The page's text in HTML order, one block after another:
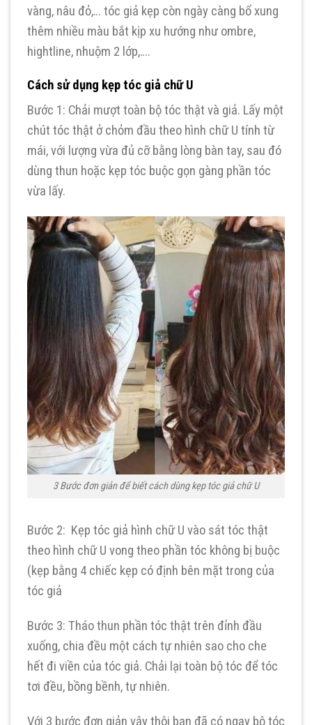
vàng, nâu đỏ,… tóc giả kẹp còn ngày càng bổ xung
thêm nhiều màu bắt kịp xu hướng như ombre,
hightline, nhuộm 2 lớp,….
Cách sử dụng kẹp tóc giả chữ U
Bước 1: Chải mượt toàn bộ tóc thật và giả. Lấy một
chút tóc thật ở chỏm đầu theo hình chữ U tính từ
mái, với lượng vừa đủ cỡ bằng lòng bàn tay, sau đó
dùng thun hoặc kẹp tóc buộc gọn gàng phần tóc
vừa lấy.
3 Bước đơn giản để biết cách dùng kẹp tóc giả chữ U
Bước 2: Kẹp tóc giả hình chữ U vào sát tóc thật
theo hình chữ U vong theo phần tóc không bị buộc
(kẹp bằng 4 chiếc kẹp có định bên mặt trong của
tóc giả
Bước 3: Tháo thun phần tóc thật trên đỉnh đầu
xuống, chia đều một cách tự nhiên sao cho che
hết đi viền của tóc giả. Chải lại toàn bộ tóc để tóc
tơi đều, bồng bềnh, tự nhiên.
Với 3 bước đơn giản vậy thôi bạn đã có ngay bộ tóc